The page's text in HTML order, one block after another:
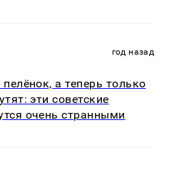
год назад
а теперь только
эти советские
очень странными